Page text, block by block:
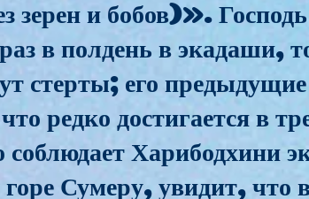
зерен и бобов)».
в полдень в экадаши,
стерты; его
редко достигается в
соблюдает Харибодхини
Сумеру, увидит, что